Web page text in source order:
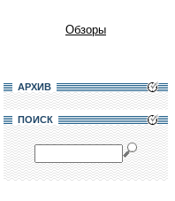
Обзоры
АРХИВ
ПОИСК